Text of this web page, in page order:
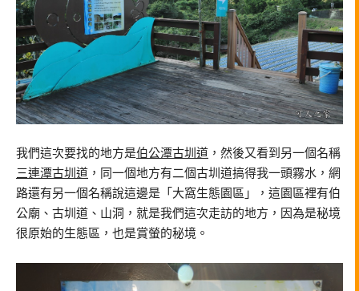
我們這次要找的地方是伯公潭古圳道 ，然後又看到另一個名稱
三連潭古圳道 ，同一個地方有二個古圳道搞得我一頭霧水，網
路還有另一個名稱說這邊是「大窩生態園區」，這園區裡有伯
公廟、古圳道、山洞，就是我們這次走訪的地方，因為是秘境
很原始的生態區，也是賞螢的秘境。